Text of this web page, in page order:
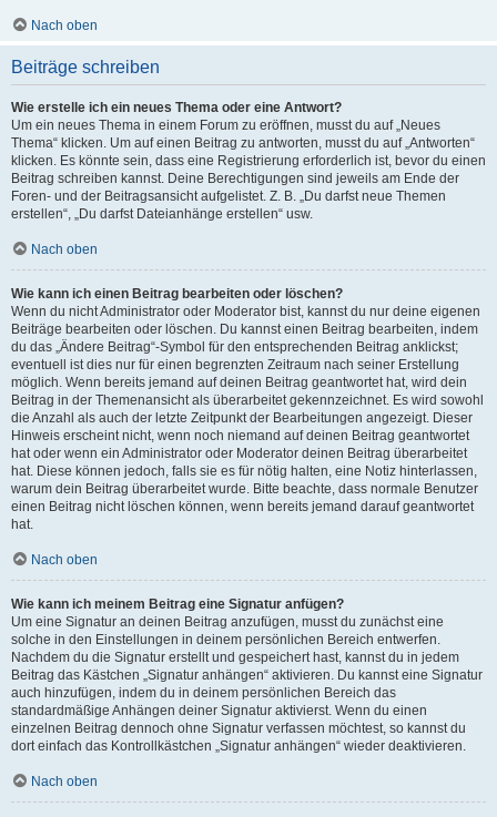
Nach oben
Beiträge schreiben
Wie erstelle ich ein neues Thema oder eine Antwort?
Um ein neues Thema in einem Forum zu eröffnen, musst du auf „Neues
Thema“ klicken. Um auf einen Beitrag zu antworten, musst du auf „Antworten“
klicken. Es könnte sein, dass eine Registrierung erforderlich ist, bevor du einen
Beitrag schreiben kannst. Deine Berechtigungen sind jeweils am Ende der
Foren- und der Beitragsansicht aufgelistet. Z. B. „Du darfst neue Themen
erstellen“, „Du darfst Dateianhänge erstellen“ usw.
Nach oben
Wie kann ich einen Beitrag bearbeiten oder löschen?
Wenn du nicht Administrator oder Moderator bist, kannst du nur deine eigenen
Beiträge bearbeiten oder löschen. Du kannst einen Beitrag bearbeiten, indem
du das „Ändere Beitrag“-Symbol für den entsprechenden Beitrag anklickst;
eventuell ist dies nur für einen begrenzten Zeitraum nach seiner Erstellung
möglich. Wenn bereits jemand auf deinen Beitrag geantwortet hat, wird dein
Beitrag in der Themenansicht als überarbeitet gekennzeichnet. Es wird sowohl
die Anzahl als auch der letzte Zeitpunkt der Bearbeitungen angezeigt. Dieser
Hinweis erscheint nicht, wenn noch niemand auf deinen Beitrag geantwortet
hat oder wenn ein Administrator oder Moderator deinen Beitrag überarbeitet
hat. Diese können jedoch, falls sie es für nötig halten, eine Notiz hinterlassen,
warum dein Beitrag überarbeitet wurde. Bitte beachte, dass normale Benutzer
einen Beitrag nicht löschen können, wenn bereits jemand darauf geantwortet
hat.
Nach oben
Wie kann ich meinem Beitrag eine Signatur anfügen?
Um eine Signatur an deinen Beitrag anzufügen, musst du zunächst eine
solche in den Einstellungen in deinem persönlichen Bereich entwerfen.
Nachdem du die Signatur erstellt und gespeichert hast, kannst du in jedem
Beitrag das Kästchen „Signatur anhängen“ aktivieren. Du kannst eine Signatur
auch hinzufügen, indem du in deinem persönlichen Bereich das
standardmäßige Anhängen deiner Signatur aktivierst. Wenn du einen
einzelnen Beitrag dennoch ohne Signatur verfassen möchtest, so kannst du
dort einfach das Kontrollkästchen „Signatur anhängen“ wieder deaktivieren.
Nach oben